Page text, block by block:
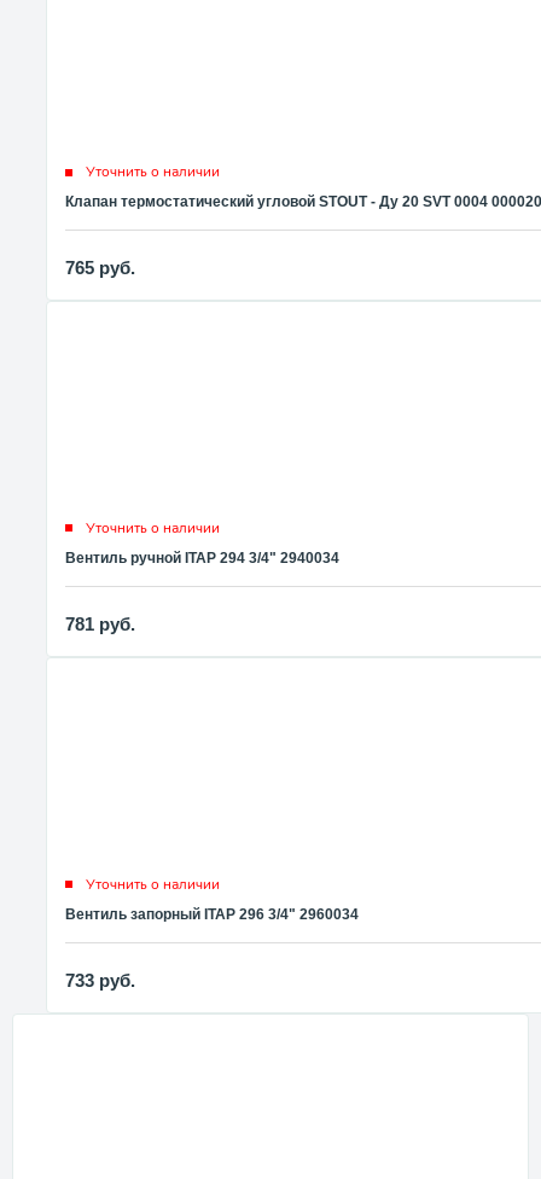
Уточнить о наличии
Клапан термостатический угловой STOUT - Ду 20 SVT 0004 000020
765 руб.
Уточнить о наличии
Вентиль ручной ITAP 294 3/4" 2940034
781 руб.
Уточнить о наличии
Вентиль запорный ITAP 296 3/4" 2960034
733 руб.